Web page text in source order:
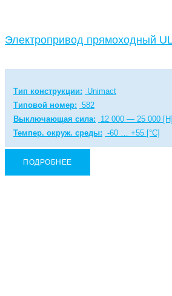
Электропривод прямоходный
Тип конструкции:
Unimact
Типовой номер: 582
Выключающая сила:
12 000 — 25 000 [Н]
Темпер. окруж. среды: -60 … +55 [°C]
ПОДРОБНЕЕ